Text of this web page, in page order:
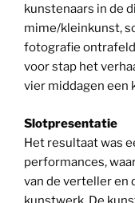
kunstenaars in de
mime/kleinkunst,
fotografie
voor stap het
vier middagen een
Slotpresentatie
Het resultaat was
performances,
van de verteller en